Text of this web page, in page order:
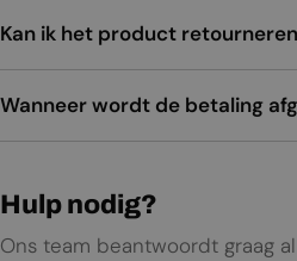
Kan ik het product
Wanneer wordt de betaling
Hulp nodig?
Ons team beantwoordt graag